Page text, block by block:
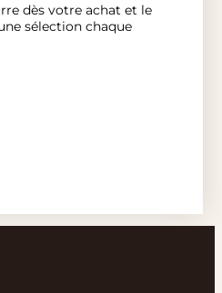
dès votre achat et le
sélection chaque